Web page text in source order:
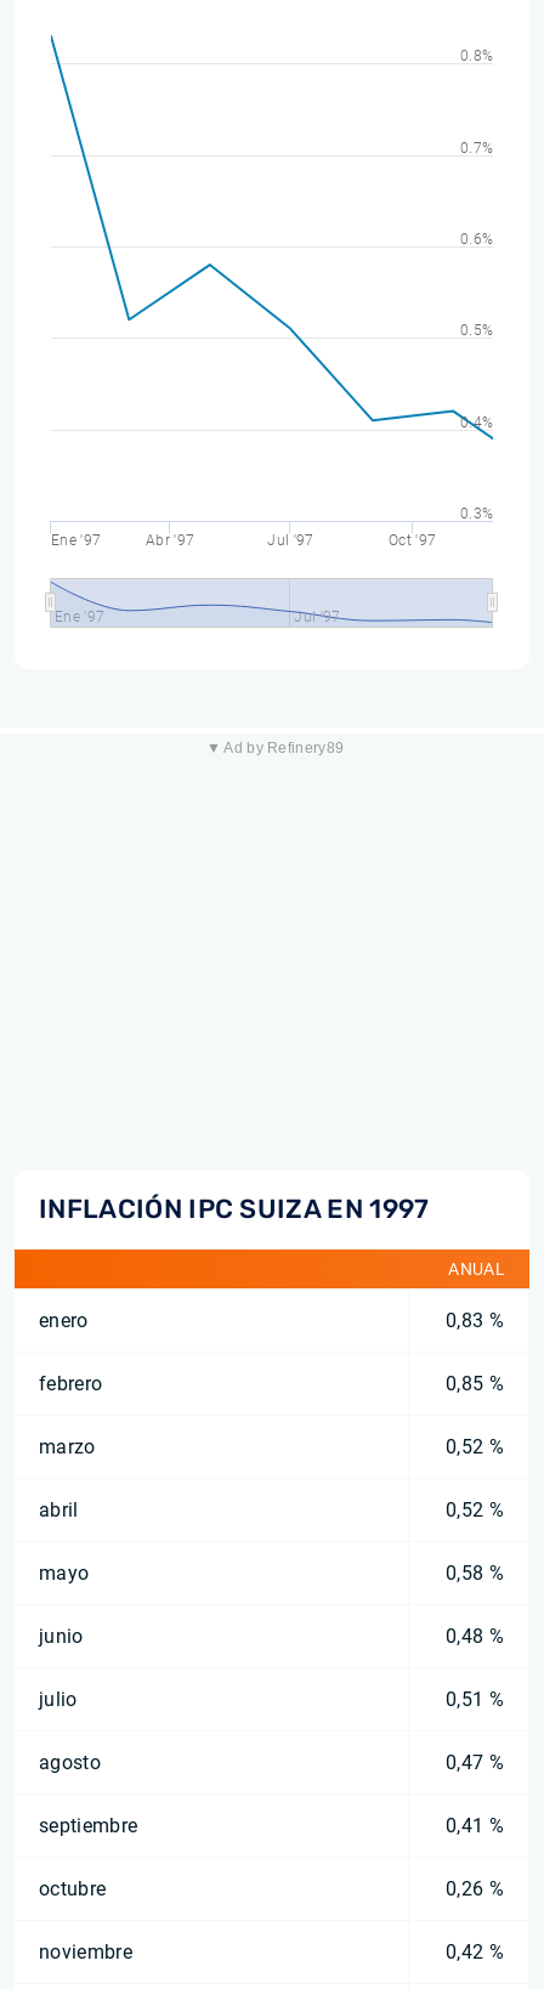
Ene '97 Abr '97 Jul '97 Oct '97
Ene '97 Jul '97
0.4%
0.5%
0.6%
0.7%
0.8%
0.3%
▼ Ad by Refinery89
INFLACIÓN IPC SUIZA EN 1997
ANUAL
enero 0,83 %
febrero 0,85 %
marzo 0,52 %
abril 0,52 %
mayo 0,58 %
junio 0,48 %
julio 0,51 %
agosto 0,47 %
septiembre 0,41 %
octubre 0,26 %
noviembre 0,42 %